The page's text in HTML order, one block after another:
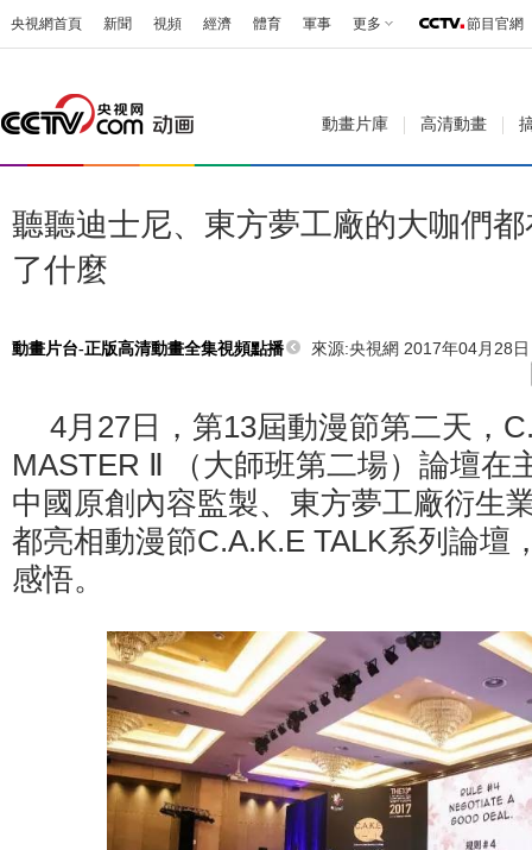
央視網首頁 新聞 視頻 經濟 體育 軍事 更多 節目官網
動畫片庫 高清動畫
聽聽迪士尼、東方夢工廠的大咖們
了什麼
動畫片台-正版高清動畫全集視頻點播 來源:央視網 2017年04月28
4月27日，第13屆動漫節第二天，
MASTER Ⅱ （大師班第二場）論壇在
中國原創內容監製、東方夢工廠衍生
都亮相動漫節C.A.K.E TALK系列論壇
感悟。